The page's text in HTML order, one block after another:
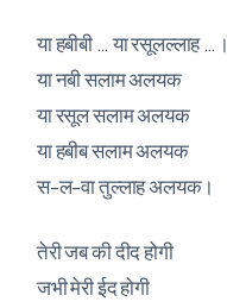
या हबीबी … या रसूलल्लाह …।
या नबी सलाम अलयक
या रसूल सलाम अलयक
या हबीब सलाम अलयक
स-ल-वा तुल्लाह अलयक।
तेरी जब की दीद होगी
जभी मेरी ईद होगी